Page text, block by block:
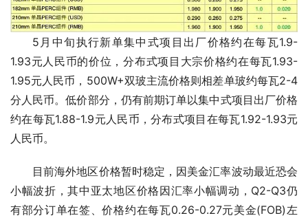
5月中旬执行新单集中式项目出厂价格约在每瓦1.9-
1.93元人民币的价位，分布式项目大宗价格约在每瓦1.93-
1.95元人民币，500W+双玻主流价格则相差单玻约每瓦2-4
分人民币。低价部分，仍有前期订单以集中式项目出厂价格
约在每瓦1.88-1.9元人民币，分布式项目在每瓦1.92-1.93元
人民币。
目前海外地区价格暂时稳定，因美金汇率波动最近恐会
小幅波折，其中亚太地区价格因汇率小幅调动，Q2-Q3仍
有部分订单在签、价格约在每瓦0.26-0.27元美金(FOB)左